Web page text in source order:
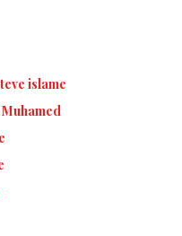
islame